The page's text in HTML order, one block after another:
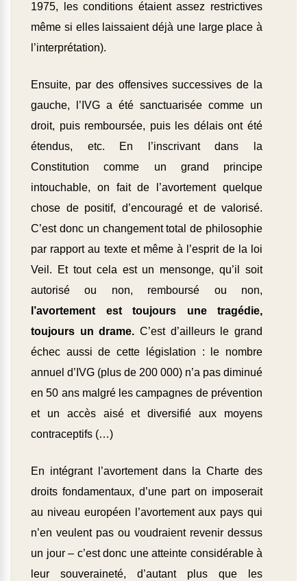
1975, les conditions étaient assez restrictives
même si elles laissaient déjà une large place à
l’interprétation).
Ensuite, par des offensives successives de la
gauche, l’IVG a été sanctuarisée comme un
droit, puis remboursée, puis les délais ont été
étendus, etc. En l’inscrivant dans la
Constitution comme un grand principe
intouchable, on fait de l’avortement quelque
chose de positif, d’encouragé et de valorisé.
C’est donc un changement total de philosophie
par rapport au texte et même à l’esprit de la loi
Veil. Et tout cela est un mensonge, qu’il soit
autorisé ou non, remboursé ou non,
l’avortement est toujours une tragédie,
toujours un drame. C’est d’ailleurs le grand
échec aussi de cette législation : le nombre
annuel d’IVG (plus de 200 000) n’a pas diminué
en 50 ans malgré les campagnes de prévention
et un accès aisé et diversifié aux moyens
contraceptifs (…)
En intégrant l’avortement dans la Charte des
droits fondamentaux, d’une part on imposerait
au niveau européen l’avortement aux pays qui
n’en veulent pas ou voudraient revenir dessus
un jour – c’est donc une atteinte considérable à
leur souveraineté, d’autant plus que les